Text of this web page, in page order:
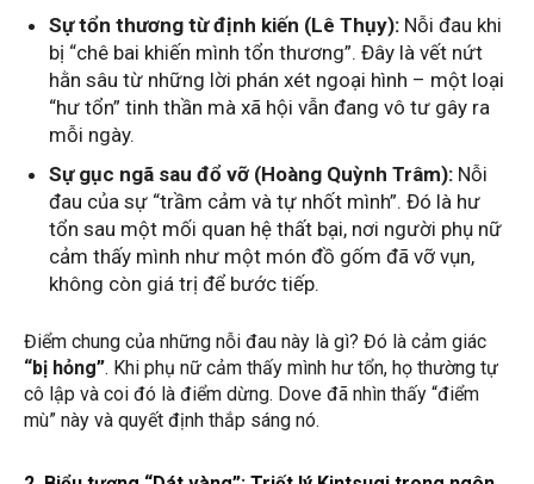
Sự tổn thương từ định kiến (Lê Thụy): Nỗi đau khi
bị “chê bai khiến mình tổn thương”. Đây là vết nứt
hằn sâu từ những lời phán xét ngoại hình – một loại
“hư tổn” tinh thần mà xã hội vẫn đang vô tư gây ra
mỗi ngày.
Sự gục ngã sau đổ vỡ (Hoàng Quỳnh Trâm): Nỗi
đau của sự “trầm cảm và tự nhốt mình”. Đó là hư
tổn sau một mối quan hệ thất bại, nơi người phụ nữ
cảm thấy mình như một món đồ gốm đã vỡ vụn,
không còn giá trị để bước tiếp.
Điểm chung của những nỗi đau này là gì? Đó là cảm giác
“bị hỏng”. Khi phụ nữ cảm thấy mình hư tổn, họ thường tự
cô lập và coi đó là điểm dừng. Dove đã nhìn thấy “điểm
mù” này và quyết định thắp sáng nó.